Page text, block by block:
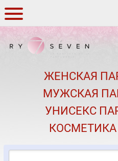
КАК
О
ПОДАРКИ
ЖЕНСКАЯ
МУЖСКАЯ
УНИСЕКС